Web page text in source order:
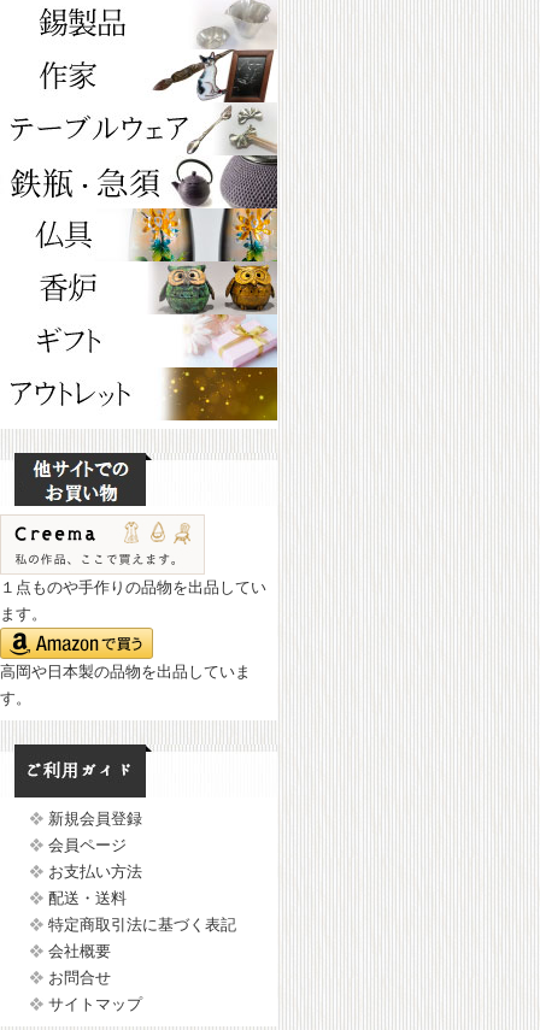
１点ものや手作りの品物を出品してい
ます。
高岡や日本製の品物を出品していま
す。
新規会員登録
会員ページ
お支払い方法
配送・送料
特定商取引法に基づく表記
会社概要
お問合せ
サイトマップ